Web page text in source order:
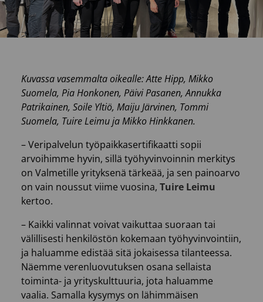
Kuvassa vasemmalta oikealle: Atte Hipp, Mikko
Suomela, Pia Honkonen, Päivi Pasanen, Annukka
Patrikainen, Soile Yltiö, Maiju Järvinen, Tommi
Suomela, Tuire Leimu ja Mikko Hinkkanen.
– Veripalvelun työpaikkasertifikaatti sopii
arvoihimme hyvin, sillä työhyvinvoinnin merkitys
on Valmetille yrityksenä tärkeää, ja sen painoarvo
on vain noussut viime vuosina, Tuire Leimu
kertoo.
– Kaikki valinnat voivat vaikuttaa suoraan tai
välillisesti henkilöstön kokemaan työhyvinvointiin,
ja haluamme edistää sitä jokaisessa tilanteessa.
Näemme verenluovutuksen osana sellaista
toiminta- ja yrityskulttuuria, jota haluamme
vaalia. Samalla kysymys on lähimmäisen